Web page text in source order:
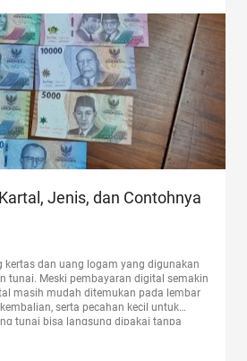
Jenis, dan Contohnya
kertas dan uang logam yang digunakan
tunai. Meski pembayaran digital semakin
masih mudah ditemukan pada lembar
serta pecahan kecil untuk
tunai bisa langsung dipakai tanpa